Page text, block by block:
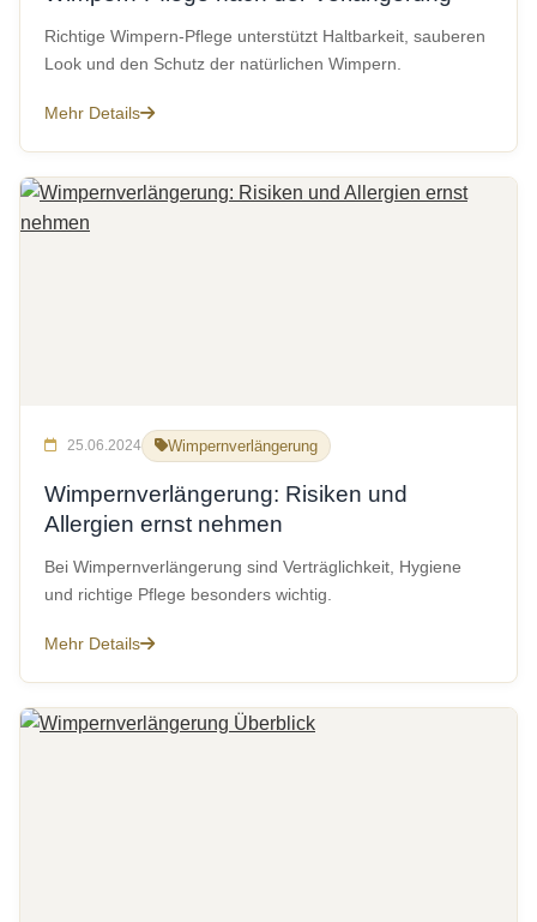
Richtige Wimpern-Pflege unterstützt Haltbarkeit, sauberen
Look und den Schutz der natürlichen Wimpern.
Mehr Details
25.06.2024 Wimpernverlängerung
Wimpernverlängerung: Risiken und
Allergien ernst nehmen
Bei Wimpernverlängerung sind Verträglichkeit, Hygiene
und richtige Pflege besonders wichtig.
Mehr Details